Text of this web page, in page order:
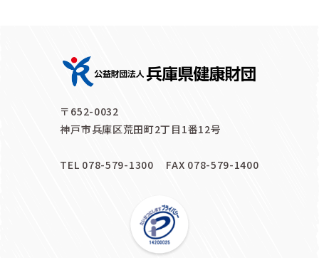
〒652-0032
神戸市兵庫区荒田町2丁目1番12号
TEL 078-579-1300 FAX 078-579-1400